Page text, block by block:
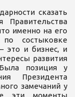
сказать
Правительства
именно на его
состыковке
это и бизнес, и
развития
Была позиция у
Президента
замечаний у
эти моменты